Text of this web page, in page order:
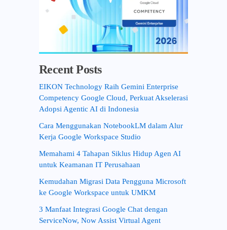
Recent Posts
EIKON Technology Raih Gemini Enterprise
Competency Google Cloud, Perkuat Akselerasi
Adopsi Agentic AI di Indonesia
Cara Menggunakan NotebookLM dalam Alur
Kerja Google Workspace Studio
Memahami 4 Tahapan Siklus Hidup Agen AI
untuk Keamanan IT Perusahaan
Kemudahan Migrasi Data Pengguna Microsoft
ke Google Workspace untuk UMKM
3 Manfaat Integrasi Google Chat dengan
ServiceNow, Now Assist Virtual Agent